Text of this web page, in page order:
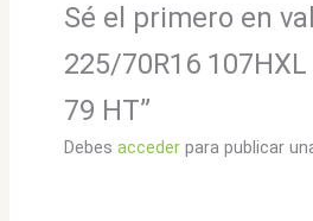
Sé el primero en
225/70R16
79 HT”
Debes accederpara publicar